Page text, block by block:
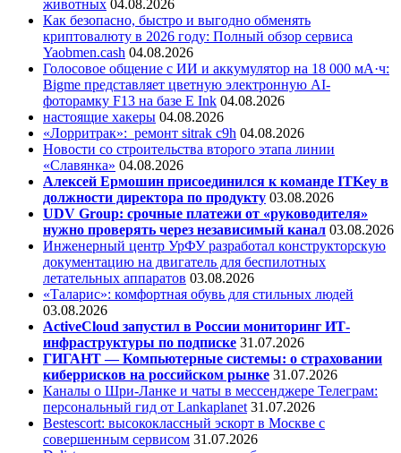
животных 04.08.2026
Как безопасно, быстро и выгодно обменять
криптовалюту в 2026 году: Полный обзор сервиса
Yaobmen.cash 04.08.2026
Голосовое общение с ИИ и аккумулятор на 18 000 мА·ч:
Bigme представляет цветную электронную AI-
фоторамку F13 на базе E Ink 04.08.2026
настоящие хакеры 04.08.2026
«Лорритрак»: ремонт sitrak c9h 04.08.2026
Новости со строительства второго этапа линии
«Славянка» 04.08.2026
Алексей Ермошин присоединился к команде ITKey в
должности директора по продукту 03.08.2026
UDV Group: срочные платежи от «руководителя»
нужно проверять через независимый канал 03.08.2026
Инженерный центр УрФУ разработал конструкторскую
документацию на двигатель для беспилотных
летательных аппаратов 03.08.2026
«Таларис»: комфортная обувь для стильных людей
03.08.2026
ActiveCloud запустил в России мониторинг ИТ-
инфраструктуры по подписке 31.07.2026
ГИГАНТ — Компьютерные системы: о страховании
киберрисков на российском рынке 31.07.2026
Каналы о Шри-Ланке и чаты в мессенджере Телеграм:
персональный гид от Lankaplanet 31.07.2026
Bestescort: высококлассный эскорт в Москве с
совершенным сервисом 31.07.2026